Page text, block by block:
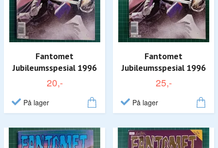
Fantomet
Jubileumsspesial 1996
20,-
På lager
Fantomet
Jubileumsspesial 1996
25,-
På lager